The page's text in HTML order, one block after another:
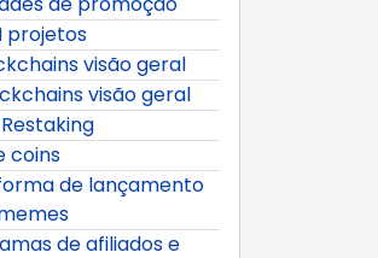
projetos
visão geral
visão geral
coins
de lançamento
de afiliados e